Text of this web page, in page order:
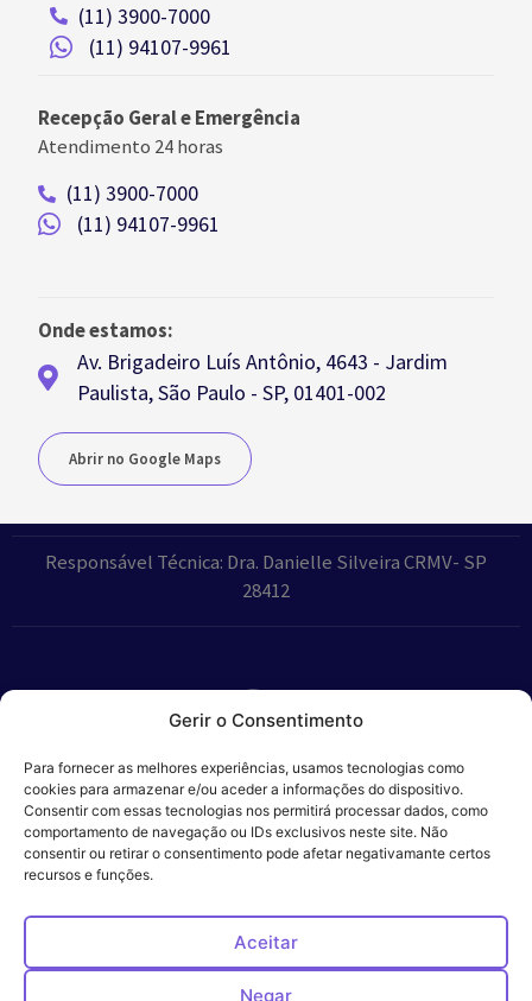
Gerir o Consentimento
Para fornecer as melhores experiências, usamos tecnologias como
cookies para armazenar e/ou aceder a informações do dispositivo.
Consentir com essas tecnologias nos permitirá processar dados, como
comportamento de navegação ou IDs exclusivos neste site. Não
consentir ou retirar o consentimento pode afetar negativamante certos
recursos e funções.
Aceitar
Negar
(11) 3900-7000
(11) 94107-9961
Recepção Geral e Emergência
Atendimento 24 horas
(11) 3900-7000
(11) 94107-9961
Onde estamos:
Av. Brigadeiro Luís Antônio, 4643 - Jardim
Paulista, São Paulo - SP, 01401-002
Abrir no Google Maps
Responsável Técnica: Dra. Danielle Silveira CRMV- SP
28412
Parceiros:
Veros – Hospital
Ética